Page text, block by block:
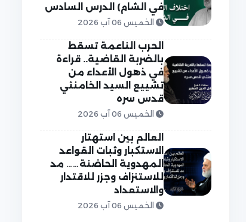
في الشام) الدرس السادس
الخميس 06 آب 2026
الحرب الناعمة تسقط
بالضربة القاضية.. قراءة
في ذهول الأعداء من
تشييع السيد الخامنئي
قدس سره
الخميس 06 آب 2026
العالم بين استهتار
الاستكبار وثبات القواعد
المهدوية الحاضنة…… مد
للاستنزاف وجزر للاقتدار
والاستعداد
الخميس 06 آب 2026